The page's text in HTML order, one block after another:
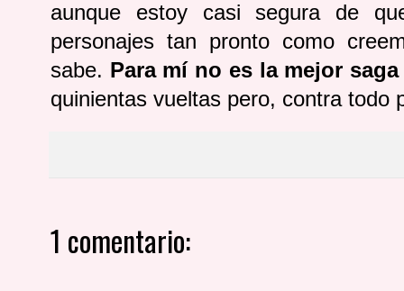
aunque estoy casi segura de
personajes tan pronto como
sabe. Para mí no es la mejor
quinientas vueltas pero, contra
1 comentario: